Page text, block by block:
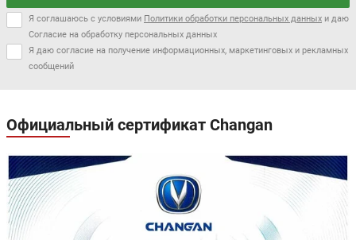
Я соглашаюсь с условиями Политики обработки персональных данных и даю
Согласие на обработку персональных данных
Я даю согласие на получение информационных, маркетинговых и рекламных
сообщений
Официальный сертификат Changan